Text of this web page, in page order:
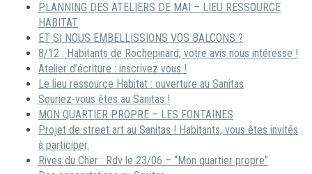
PLANNING DES ATELIERS DE MAI – LIEU RESSOURCE
HABITAT
ET SI NOUS EMBELLISSIONS VOS BALCONS ?
8/12 : Habitants de Rochepinard, votre avis nous intéresse !
Atelier d’écriture : inscrivez vous !
Le lieu ressource Habitat : ouverture au Sanitas
Souriez-vous êtes au Sanitas !
MON QUARTIER PROPRE – LES FONTAINES
Projet de street art au Sanitas ! Habitants, vous êtes invités
à participer.
Rives du Cher : Rdv le 23/06 – “Mon quartier propre”